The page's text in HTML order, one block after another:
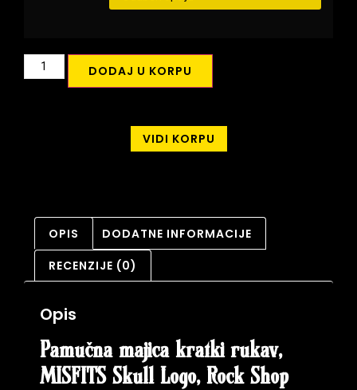
DODAJ U KORPU
VIDI KORPU
OPIS DODATNE INFORMACIJE
RECENZIJE (0)
Opis
Pamučna majica kratki rukav,
MISFITS Skull Logo, Rock Shop